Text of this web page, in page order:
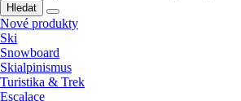
Hledat
Nové produkty
Ski
Snowboard
Skialpinismus
Turistika & Trek
Escalace